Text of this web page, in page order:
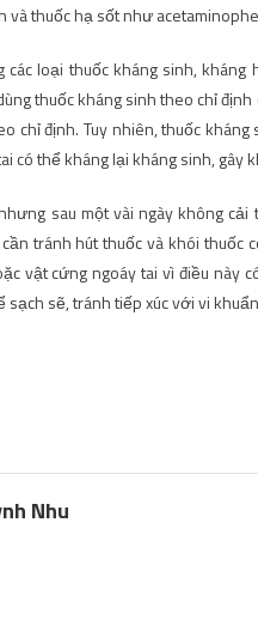
và thuốc hạ sốt như
loại thuốc kháng sinh,
thuốc kháng sinh theo chỉ
chỉ định. Tuy nhiên, thuốc
có thể kháng lại kháng sinh, gây
sau một vài ngày không
tránh hút thuốc và khói
vật cứng ngoáy tai vì điều này
sẽ, tránh tiếp xúc với vi
Nhu